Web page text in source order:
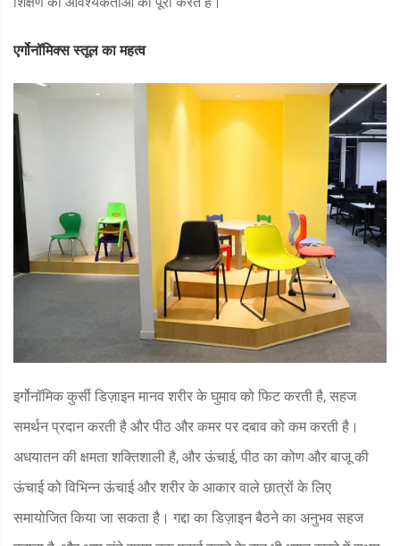
एर्गोनॉमिक्स स्तूल का महत्व
इर्गोनॉमिक कुर्सी डिज़ाइन मानव शरीर के घुमाव को फिट करती है, सहज
समर्थन प्रदान करती है और पीठ और कमर पर दबाव को कम करती है।
अधयातन की क्षमता शक्तिशाली है, और ऊंचाई, पीठ का कोण और बाजू की
ऊंचाई को विभिन्न ऊंचाई और शरीर के आकार वाले छात्रों के लिए
समायोजित किया जा सकता है। गद्दा का डिज़ाइन बैठने का अनुभव सहज